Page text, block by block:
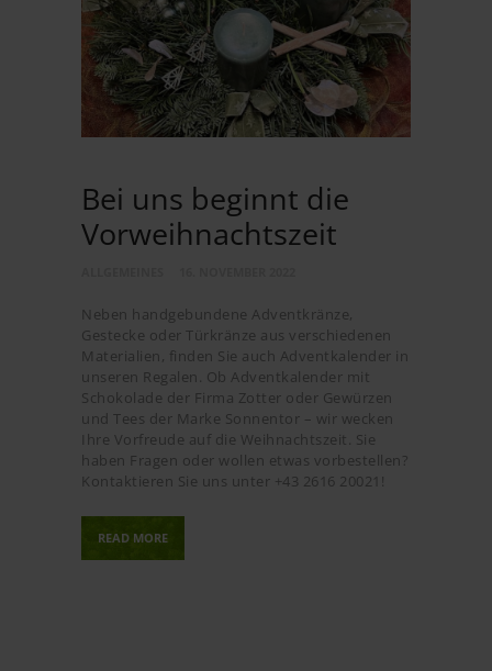
Bei uns beginnt die
Vorweihnachtszeit
Neben handgebundene Adventkränze,
Gestecke oder Türkränze aus verschiedenen
Materialien, finden Sie auch Adventkalender in
unseren Regalen. Ob Adventkalender mit
Schokolade der Firma Zotter oder Gewürzen
und Tees der Marke Sonnentor – wir wecken
Ihre Vorfreude auf die Weihnachtszeit. Sie
haben Fragen oder wollen etwas vorbestellen?
Kontaktieren Sie uns unter +43 2616 20021!
READ MORE